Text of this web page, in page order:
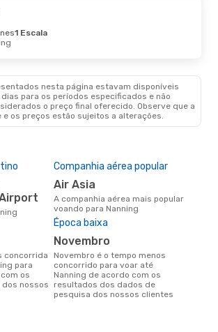
1 Escala
nesta página estavam disponíveis
para os períodos especificados e não
o preço final oferecido. Observe que a
e os preços estão sujeitos a alterações.
Companhia aérea popular
Air Asia
A companhia aérea mais popular
voando para Nanning
para
os
nossos
Época baixa
novembro
novembro é o tempo menos
concorrido para voar até
Nanning de acordo com os
resultados dos dados de
pesquisa dos nossos clientes